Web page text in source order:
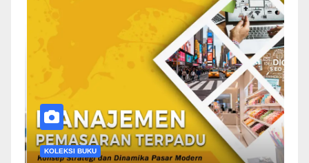
KOLEKSI BUKU